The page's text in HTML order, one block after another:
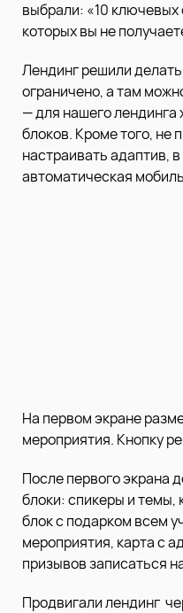
выбрали: «10 ключевых
которых вы не
Лендинг решили
ограничено, а там
— для нашего лендинга
блоков. Кроме того, не
настраивать адаптив,
автоматическая
На первом экране
мероприятия. Кнопку
После первого экрана
блоки: спикеры и темы,
блок с подарком всем
мероприятия, карта с
призывов записаться
Продвигали лендинг